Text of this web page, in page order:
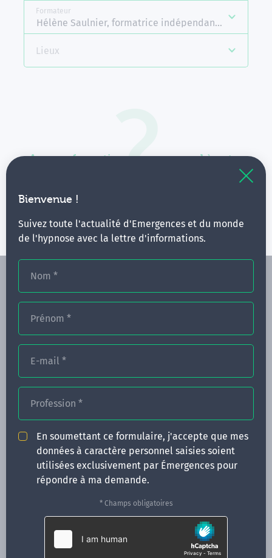
Bienvenue !
Suivez toute l'actualité d'Emergences et du monde
de l'hypnose avec la lettre d'informations.
Nom *
Prénom *
E-mail *
Profession *
En soumettant ce formulaire, j'accepte que mes
données à caractère personnel saisies soient
utilisées exclusivement par Émergences pour
répondre à ma demande.
* Champs obligatoires
Formateur
Hélène Saulnier, formatrice indépendante
Lieux
Aucune formation ne correspond à votre
Vous pouvez renouveler votre requête en élargissant
FORMATIONS
NOS FORMATEURS
ACTUALITÉS
INFOS PRATIQUES
Qui sommes-nous ?
35000 Rennes
02 99 05 25 47